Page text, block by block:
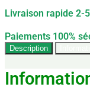
Livraison rapide 2-
Paiements 100%
Description